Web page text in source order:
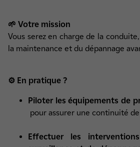
🌱 Votre mission
Vous serez en charge de la
la maintenance et du dépannage
⚙️ En pratique ?
Piloter les équipements de
pour assurer une continuité
Effectuer les